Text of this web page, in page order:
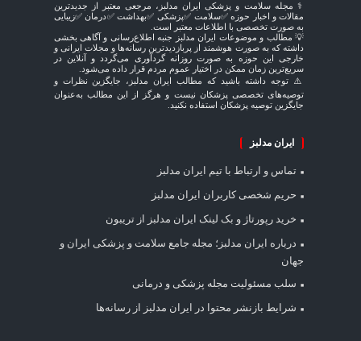
⚕️ مجله سلامت و پزشکی ایران مدلبز، مرجعی معتبر از جدیدترین
مقالات و اخبار حوزه ✅سلامت ✅پزشکی ✅بهداشت ✅درمان ✅زیبایی
به صورت تخصصی با اطلاعات معتبر است.
💡 مطالب و موضوعات ایران مدلبز جنبه اطلاع‌رسانی و آگاهی بخشی
داشته که به صورت هوشمند از پربازدیدترین رسانه‌ها و مجلات ایرانی و
خارجی این حوزه به صورت روزانه گردآوری می‌گردد و آنلاین در
سریع‌ترین زمان ممکن در اختیار عموم مردم قرار داده می‌شود.
⚠️ توجه داشته باشید که مطالب ایران مدلبز، جایگزین نظرات و
توصیه‌های تخصصی پزشکان نیست و هرگز از این مطالب به‌عنوان
جایگزین توصیه پزشکان استفاده نکنید.
ایران مدلبز
تماس و ارتباط با تیم ایران مدلبز
حریم شخصی کاربران ایران مدلبز
خرید رپورتاژ و بک لینک ایران مدلبز از تریبون
درباره ایران مدلبز؛ مجله جامع سلامت و پزشکی ایران و
جهان
سلب مسئولیت مجله پزشکی و درمانی
شرایط بازنشر محتوا در ایران مدلبز از رسانه‌ها